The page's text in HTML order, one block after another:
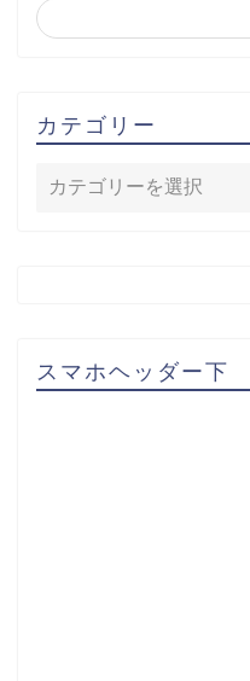
カテゴリー
スマホヘッダー下